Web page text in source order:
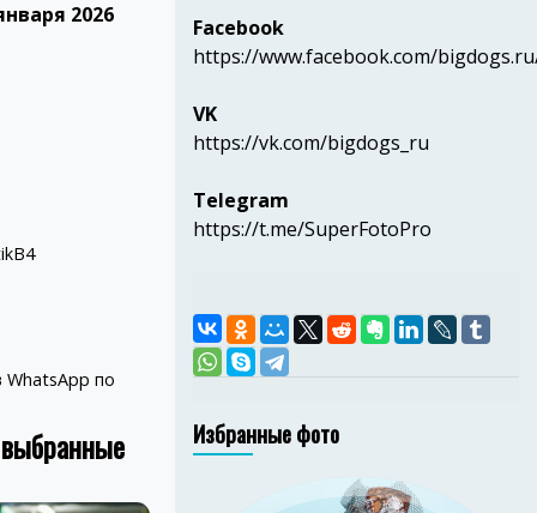
2026
WhatsApp по
Facebook
https://www.facebook.com/
VK
https://vk.com/bigdogs_ru
Telegram
https://t.me/SuperFotoPro
Избранные фото